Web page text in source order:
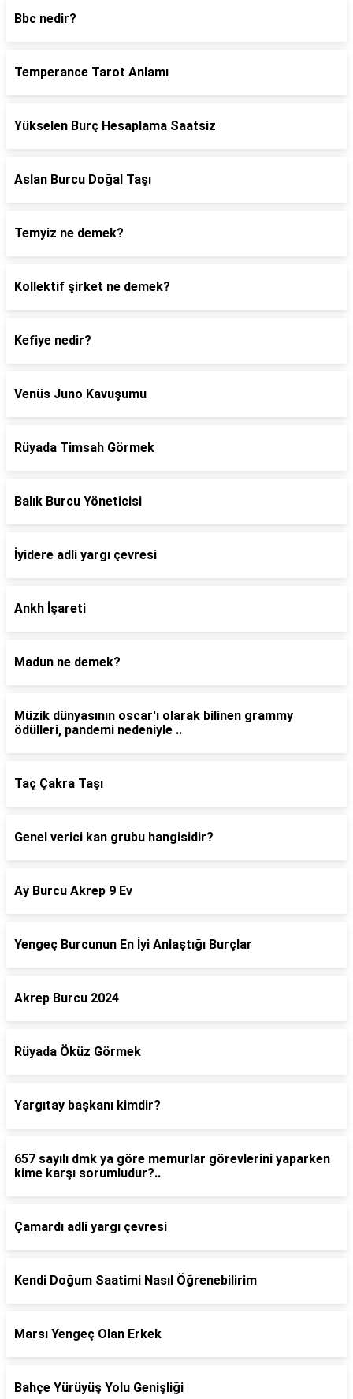
Bbc nedir?
Temperance Tarot Anlamı
Yükselen Burç Hesaplama Saatsiz
Aslan Burcu Doğal Taşı
Temyiz ne demek?
Kollektif şirket ne demek?
Kefiye nedir?
Venüs Juno Kavuşumu
Rüyada Timsah Görmek
Balık Burcu Yöneticisi
İyidere adli yargı çevresi
Ankh İşareti
Madun ne demek?
Müzik dünyasının oscar'ı olarak bilinen grammy
ödülleri, pandemi nedeniyle ..
Taç Çakra Taşı
Genel verici kan grubu hangisidir?
Ay Burcu Akrep 9 Ev
Yengeç Burcunun En İyi Anlaştığı Burçlar
Akrep Burcu 2024
Rüyada Öküz Görmek
Yargıtay başkanı kimdir?
657 sayılı dmk ya göre memurlar görevlerini yaparken
kime karşı sorumludur?..
Çamardı adli yargı çevresi
Kendi Doğum Saatimi Nasıl Öğrenebilirim
Marsı Yengeç Olan Erkek
Bahçe Yürüyüş Yolu Genişliği